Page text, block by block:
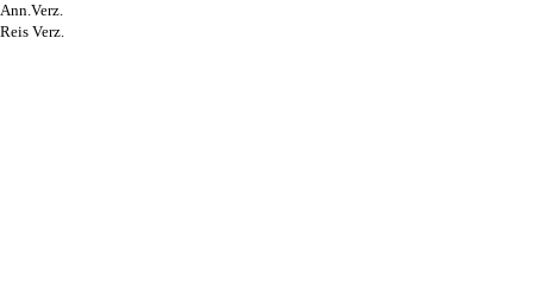
Ann.Verz.
Reis Verz.